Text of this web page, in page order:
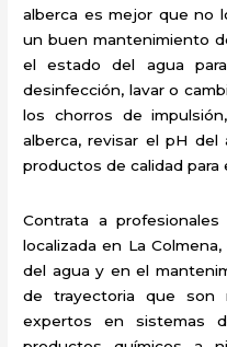
alberca es mejor que no
un buen mantenimiento
el estado del agua
desinfección, lavar o
los chorros de
alberca, revisar el pH
productos de calidad para
Contrata a
localizada en La
del agua y en el
de trayectoria que son
expertos en sistemas